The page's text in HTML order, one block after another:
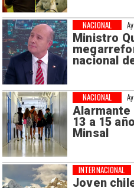
Ministro
nacional
NACIONAL
Alarmante
13 a 15
Minsal
NACIONAL
Joven
INTERNACIONAL